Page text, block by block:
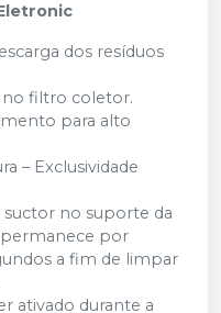
dos resíduos
filtro coletor.
para alto
– Exclusividade
suctor no suporte da
permanece por
a fim de limpar
ativado durante a